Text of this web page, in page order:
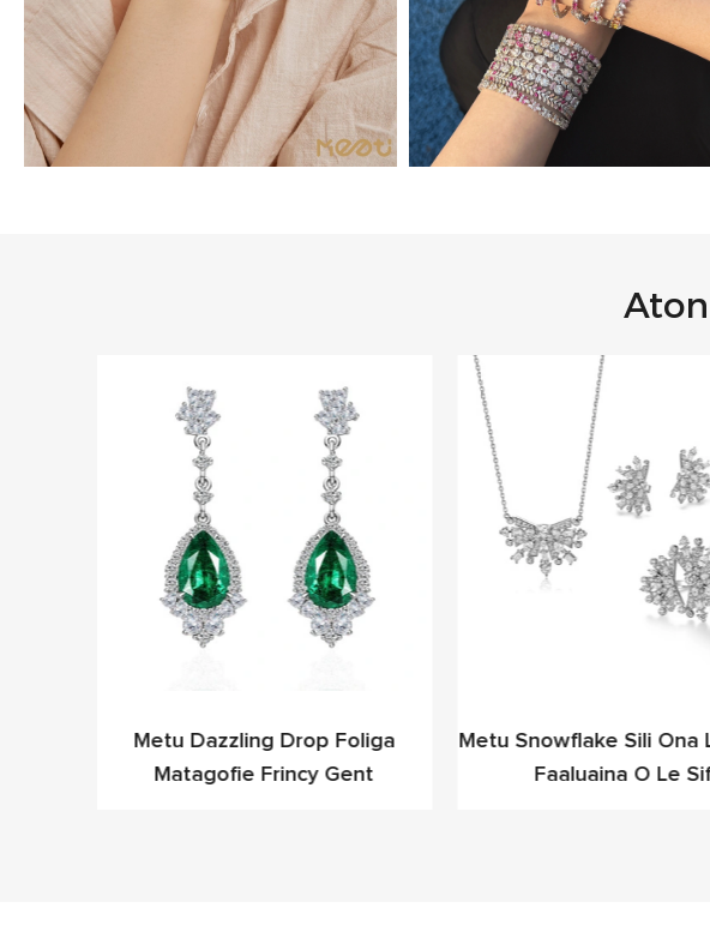
Metu Dazzling Drop Foliga
Matagofie Frincy Gent
Metu Snowflake Sili Ona
Faaluaina O Le